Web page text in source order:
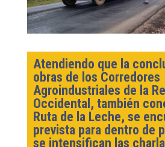
Atendiendo que la
obras de los Corredores
Agroindustriales de la
Occidental, también
Ruta de la Leche, se
prevista para dentro de
se intensifican las